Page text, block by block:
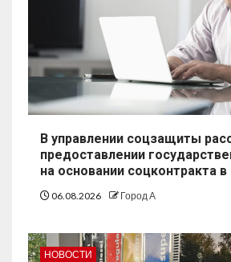
В управлении соцзащиты
предоставлении
на основании соцконтракта в
06.08.2026 Город А
НОВОСТИ